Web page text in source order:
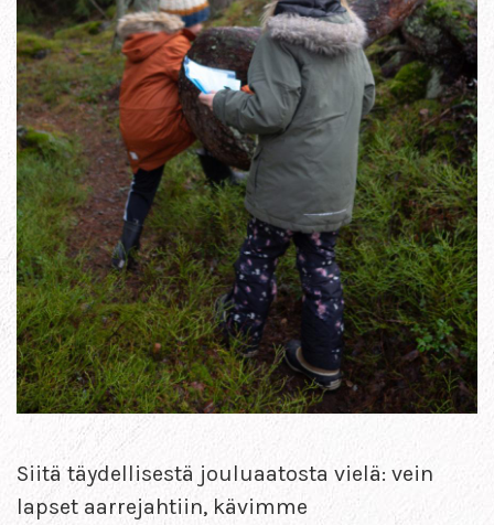
Siitä täydellisestä jouluaatosta vielä: vein
lapset aarrejahtiin, kävimme